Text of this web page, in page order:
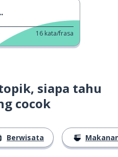
16 kata/frasa
siapa tahu
cocok
Berwisata